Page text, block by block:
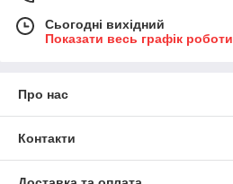
Сьогодні вихідний
Показати весь графік роботи
Про нас
Контакти